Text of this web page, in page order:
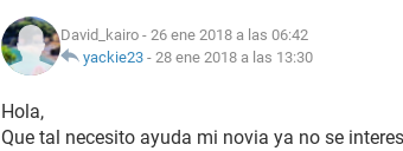
David_kairo - 26 ene 2018 a las 06:42
yackie23 - 28 ene 2018 a las 13:30
Hola,
Que tal necesito ayuda mi novia ya no se